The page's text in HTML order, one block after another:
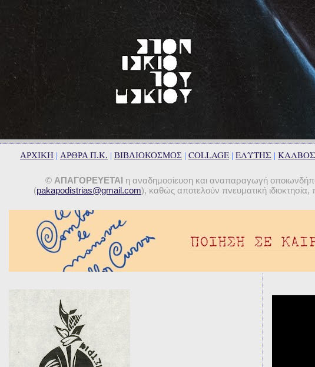
ΑΡΧΙΚΗ | ΑΡΘΡΑ Π.Κ. | ΒΙΒΛΙΟΚΟΣΜΟΣ | COLLAGE | ΕΛΥΤΗΣ | ΚΑΛΒΟΣ
© ΑΠΑΓΟΡΕΥΕΤΑΙ η αναδημοσίευση και αναπαραγωγή
(pakapodistrias@gmail.com), καθώς αποτελούν πνευματική